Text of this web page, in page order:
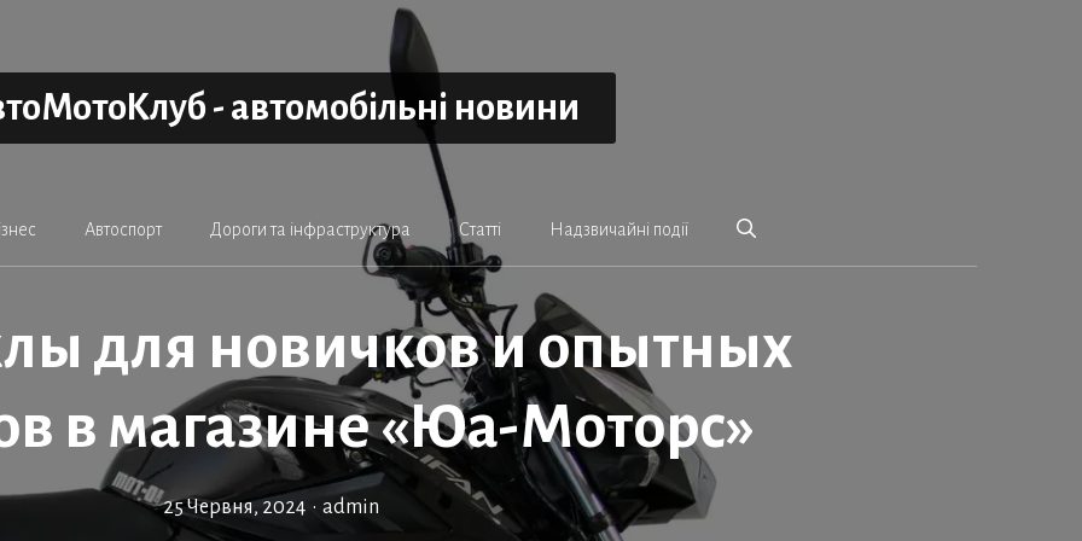
- автомобільні новини
Автоспорт Дороги та інфраструктура Статті Надзвичайні події
для новичков и опытных
в магазине «Юа-Моторс»
25 Червня, 2024 • admin